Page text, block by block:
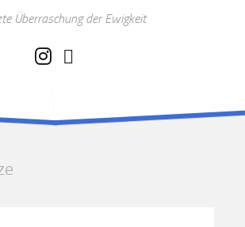
Überraschung der Ewigkeit